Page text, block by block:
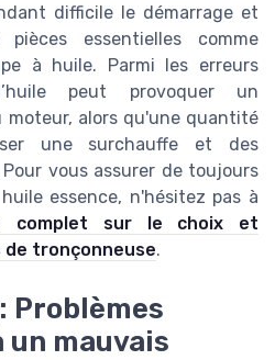
difficile le démarrage et
essentielles comme
à huile. Parmi les erreurs
peut provoquer un
moteur, alors qu'une quantité
une surchauffe et des
vous assurer de toujours
essence, n'hésitez pas à
complet sur le choix et
tronçonneuse.
Problèmes
mauvais